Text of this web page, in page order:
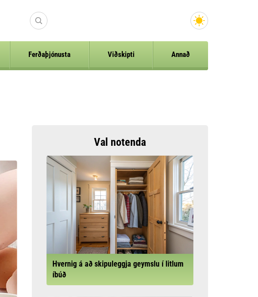
Ferðaþjónusta Viðskipti Annað
Val notenda
Hvernig á að skipuleggja geymslu í litlum
íbúð